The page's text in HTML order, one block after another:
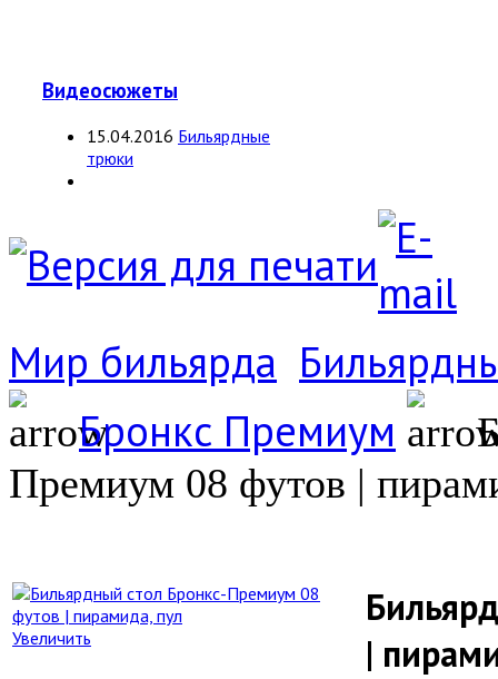
Видеосюжеты
15.04.2016 Бильярдные
трюки
Мир бильярда
Бронкс Премиум
Премиум 08 футов |
Увеличить
|